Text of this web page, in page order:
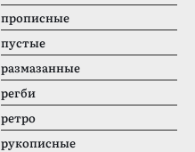
прописные
пустые
размазанные
регби
ретро
рукописные